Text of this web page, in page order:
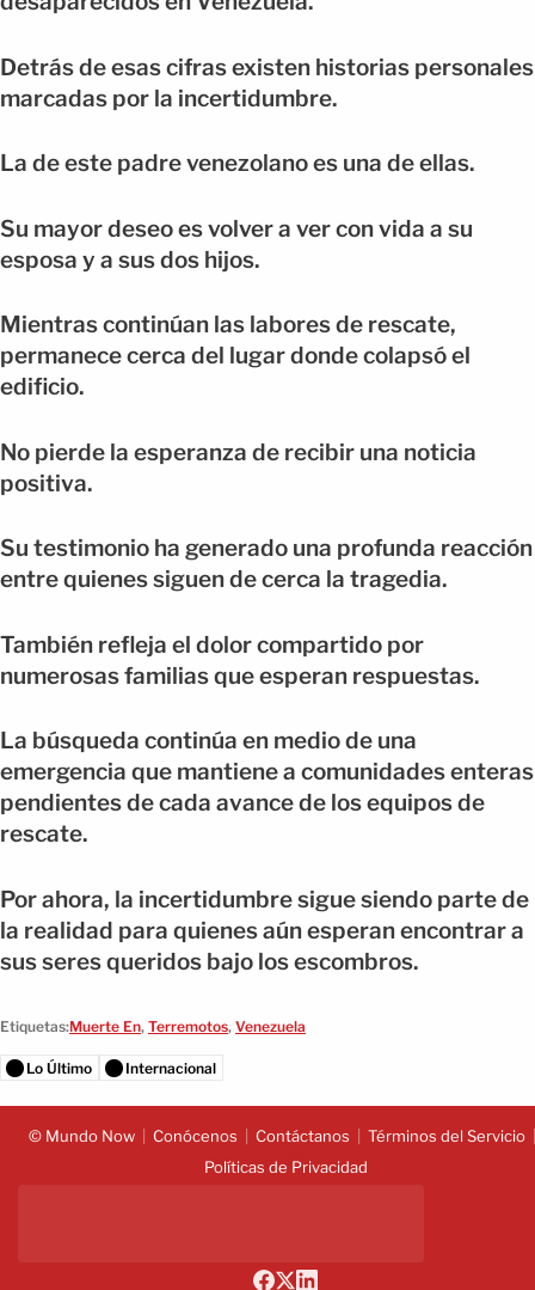
Detrás de esas cifras existen historias personales
marcadas por la incertidumbre.
La de este padre venezolano es una de ellas.
Su mayor deseo es volver a ver con vida a su
esposa y a sus dos hijos.
Mientras continúan las labores de rescate,
permanece cerca del lugar donde colapsó el
edificio.
No pierde la esperanza de recibir una noticia
positiva.
Su testimonio ha generado una profunda reacción
entre quienes siguen de cerca la tragedia.
También refleja el dolor compartido por
numerosas familias que esperan respuestas.
La búsqueda continúa en medio de una
emergencia que mantiene a comunidades enteras
pendientes de cada avance de los equipos de
rescate.
Por ahora, la incertidumbre sigue siendo parte de
la realidad para quienes aún esperan encontrar a
sus seres queridos bajo los escombros.
Etiquetas:Muerte En, Terremotos, Venezuela
Lo Último Internacional
© Mundo Now Conócenos Contáctanos
Términos del Servicio
Políticas de Privacidad